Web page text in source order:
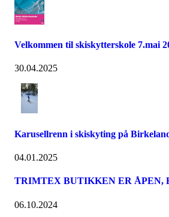
Velkommen til skiskytterskole 7.mai
30.04.2025
Karusellrenn i skiskyting på
04.01.2025
TRIMTEX BUTIKKEN ER ÅPEN,
06.10.2024